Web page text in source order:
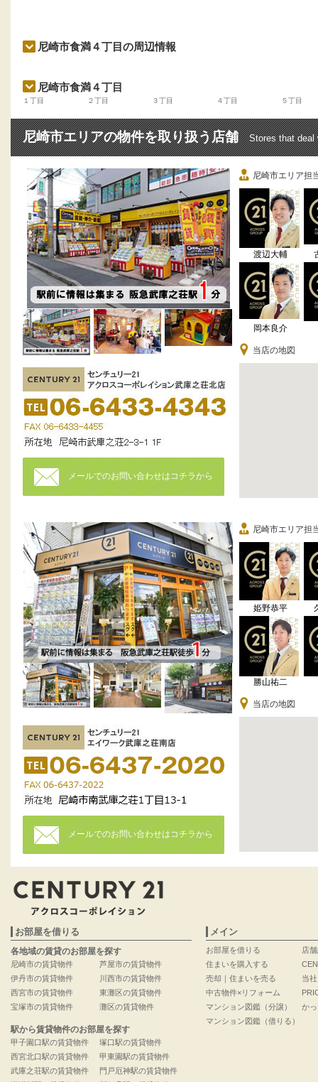
尼崎市食満４丁目の周辺情報
尼崎市食満４丁目
１丁目 ２丁目 ３丁目 ４丁目 ５丁目
尼崎市エリアの物件を取り扱う店舗 Stores that deal
メールでのお問い合わせはコチラから
尼崎市エリア担
渡辺大輔
岡本良介
当店の地図
メールでのお問い合わせはコチラから
尼崎市エリア担
姫野恭平
勝山祐二
当店の地図
お部屋を借りる
各地域の賃貸のお部屋を探す
尼崎市の賃貸物件
伊丹市の賃貸物件
西宮市の賃貸物件
宝塚市の賃貸物件
芦屋市の賃貸物件
川西市の賃貸物件
東灘区の賃貸物件
灘区の賃貸物件
駅から賃貸物件のお部屋を探す
甲子園口駅の賃貸物件
西宮北口駅の賃貸物件
武庫之荘駅の賃貸物件
塚口駅の賃貸物件
甲東園駅の賃貸物件
門戸厄神駅の賃貸物件
メイン
お部屋を借りる
住まいを購入する
売却｜住まいを売る
中古物件×リフォーム
マンション図鑑（分譲）
マンション図鑑（借りる）
店
当
か